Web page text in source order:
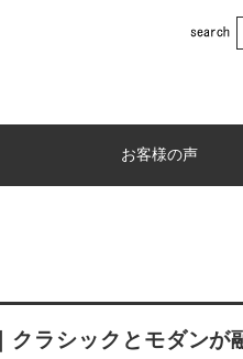
お客様の声
ラシックとモダンが